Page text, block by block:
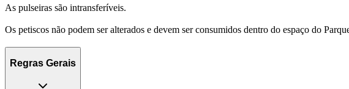
As pulseiras são intransferíveis.
Os petiscos não podem ser alterados e devem ser consumidos dentro do espaço do
Regras Gerais